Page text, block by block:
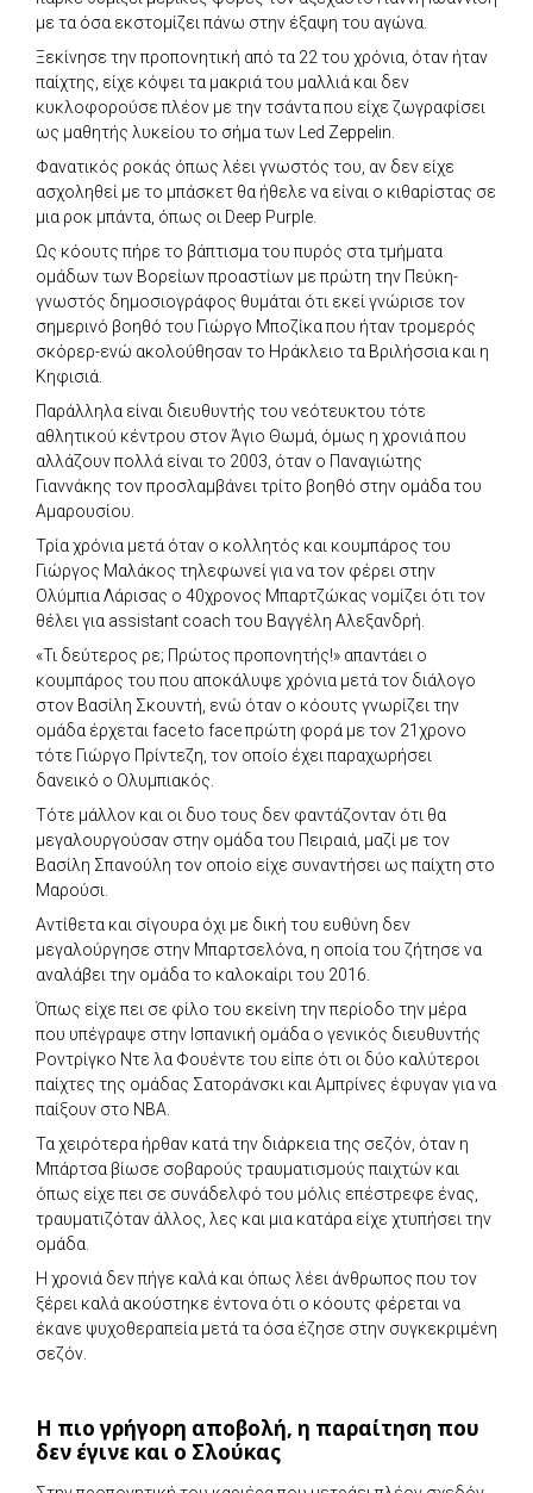
με τα όσα εκστομίζει πάνω στην έξαψη του αγώνα.
Ξεκίνησε την προπονητική από τα 22 του χρόνια, όταν ήταν
παίχτης, είχε κόψει τα μακριά του μαλλιά και δεν
κυκλοφορούσε πλέον με την τσάντα που είχε ζωγραφίσει
ως μαθητής λυκείου το σήμα των Led Zeppelin.
Φανατικός ροκάς όπως λέει γνωστός του, αν δεν είχε
ασχοληθεί με το μπάσκετ θα ήθελε να είναι ο κιθαρίστας σε
μια ροκ μπάντα, όπως οι Deep Purple.
Ως κόουτς πήρε το βάπτισμα του πυρός στα τμήματα
ομάδων των Βορείων προαστίων με πρώτη την Πεύκη-
γνωστός δημοσιογράφος θυμάται ότι εκεί γνώρισε τον
σημερινό βοηθό του Γιώργο Μποζίκα που ήταν τρομερός
σκόρερ-ενώ ακολούθησαν το Ηράκλειο τα Βριλήσσια και η
Κηφισιά.
Παράλληλα είναι διευθυντής του νεότευκτου τότε
αθλητικού κέντρου στον Άγιο Θωμά, όμως η χρονιά που
αλλάζουν πολλά είναι το 2003, όταν ο Παναγιώτης
Γιαννάκης τον προσλαμβάνει τρίτο βοηθό στην ομάδα του
Αμαρουσίου.
Τρία χρόνια μετά όταν ο κολλητός και κουμπάρος του
Γιώργος Μαλάκος τηλεφωνεί για να τον φέρει στην
Ολύμπια Λάρισας ο 40χρονος Μπαρτζώκας νομίζει ότι τον
θέλει για assistant coach του Βαγγέλη Αλεξανδρή.
«Τι δεύτερος ρε; Πρώτος προπονητής!» απαντάει ο
κουμπάρος του που αποκάλυψε χρόνια μετά τον διάλογο
στον Βασίλη Σκουντή, ενώ όταν ο κόουτς γνωρίζει την
ομάδα έρχεται face to face πρώτη φορά με τον 21χρονο
τότε Γιώργο Πρίντεζη, τον οποίο έχει παραχωρήσει
δανεικό ο Ολυμπιακός.
Τότε μάλλον και οι δυο τους δεν φαντάζονταν ότι θα
μεγαλουργούσαν στην ομάδα του Πειραιά, μαζί με τον
Βασίλη Σπανούλη τον οποίο είχε συναντήσει ως παίχτη στο
Μαρούσι.
Αντίθετα και σίγουρα όχι με δική του ευθύνη δεν
μεγαλούργησε στην Μπαρτσελόνα, η οποία του ζήτησε να
αναλάβει την ομάδα το καλοκαίρι του 2016.
Όπως είχε πει σε φίλο του εκείνη την περίοδο την μέρα
που υπέγραψε στην Ισπανική ομάδα ο γενικός διευθυντής
Ροντρίγκο Ντε λα Φουέντε του είπε ότι οι δύο καλύτεροι
παίχτες της ομάδας Σατοράνσκι και Αμπρίνες έφυγαν για να
παίξουν στο NBA.
Τα χειρότερα ήρθαν κατά την διάρκεια της σεζόν, όταν η
Μπάρτσα βίωσε σοβαρούς τραυματισμούς παιχτών και
όπως είχε πει σε συνάδελφό του μόλις επέστρεφε ένας,
τραυματιζόταν άλλος, λες και μια κατάρα είχε χτυπήσει την
ομάδα.
Η χρονιά δεν πήγε καλά και όπως λέει άνθρωπος που τον
ξέρει καλά ακούστηκε έντονα ότι ο κόουτς φέρεται να
έκανε ψυχοθεραπεία μετά τα όσα έζησε στην συγκεκριμένη
σεζόν.
Η πιο γρήγορη αποβολή, η παραίτηση που
δεν έγινε και ο Σλούκας